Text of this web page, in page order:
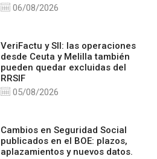
06/08/2026
VeriFactu y SII: las operaciones
desde Ceuta y Melilla también
pueden quedar excluidas del
RRSIF
05/08/2026
Cambios en Seguridad Social
publicados en el BOE: plazos,
aplazamientos y nuevos datos.